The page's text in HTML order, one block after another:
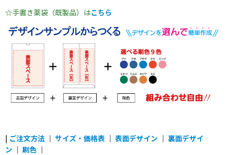
☆手書き薬袋（既製品）はこちら
| ご注文方法 ｜ サイズ・価格表 ｜ 表面デザイン ｜ 裏面デザイ
ン ｜ 刷色 ｜